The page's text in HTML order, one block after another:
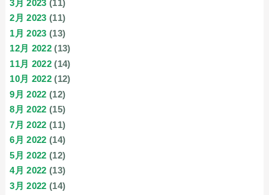
3月 2023 (11)
2月 2023 (11)
1月 2023 (13)
12月 2022 (13)
11月 2022 (14)
10月 2022 (12)
9月 2022 (12)
8月 2022 (15)
7月 2022 (11)
6月 2022 (14)
5月 2022 (12)
4月 2022 (13)
3月 2022 (14)